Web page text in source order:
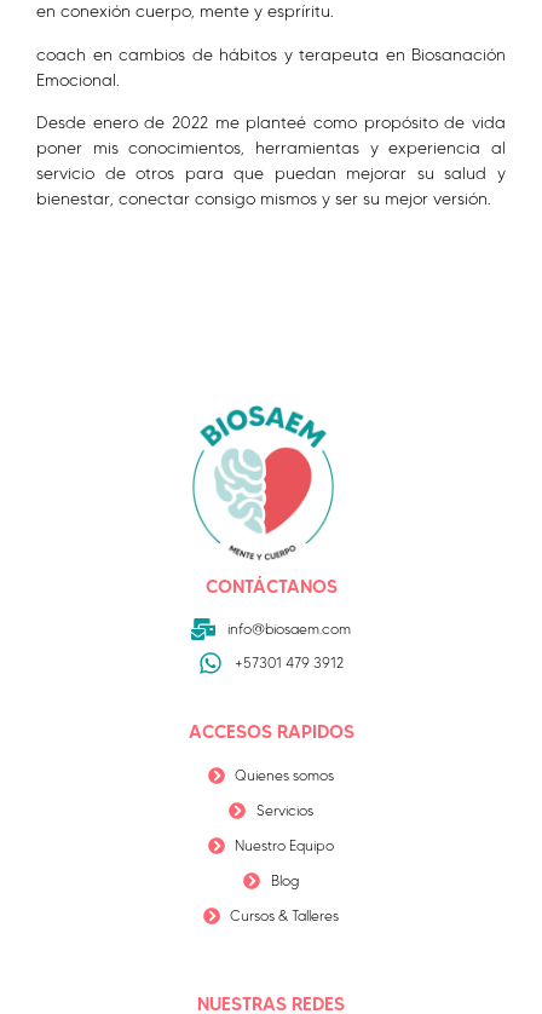
en conexión cuerpo, mente y espríritu.
coach en cambios de hábitos y terapeuta en Biosanación
Emocional.
Desde enero de 2022 me planteé como propósito de vida
poner mis conocimientos, herramientas y experiencia al
servicio de otros para que puedan mejorar su salud y
bienestar, conectar consigo mismos y ser su mejor versión.
CONTÁCTANOS
info@biosaem.com
+57301 479 3912
ACCESOS RAPIDOS
Quienes somos
Servicios
Nuestro Equipo
Blog
Cursos & Talleres
NUESTRAS REDES